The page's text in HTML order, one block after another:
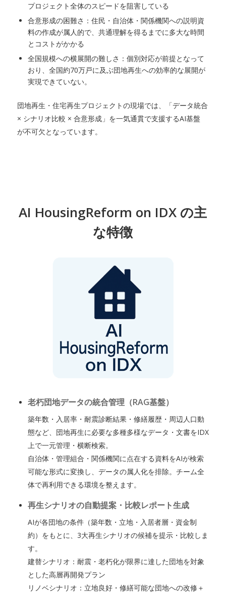
プロジェクト全体のスピードを阻害している
合意形成の困難さ：住民・自治体・関係機関への説明資
料の作成が属人的で、共通理解を得るまでに多大な時間
とコストがかかる
全国規模への横展開の難しさ：個別対応が前提となって
おり、全国約70万戸に及ぶ団地再生への効率的な展開が
実現できていない。
団地再生・住宅再生プロジェクトの現場では、「データ統合
× シナリオ比較 × 合意形成」を一気通貫で支援するAI基盤
が不可欠となっています。
AI HousingReform on IDX の主
な特徴
老朽団地データの統合管理（RAG基盤）
築年数・入居率・耐震診断結果・修繕履歴・周辺人口動
態など、団地再生に必要な多種多様なデータ・文書をIDX
上で一元管理・横断検索。
自治体・管理組合・関係機関に点在する資料をAIが検索
可能な形式に変換し、データの属人化を排除。チーム全
体で再利用できる環境を整えます。
再生シナリオの自動提案・比較レポート生成
AIが各団地の条件（築年数・立地・入居者層・資金制
約）をもとに、3大再生シナリオの候補を提示・比較しま
す。
建替シナリオ：耐震・老朽化が限界に達した団地を対象
とした高層再開発プラン
リノベシナリオ：立地良好・修繕可能な団地への改修＋